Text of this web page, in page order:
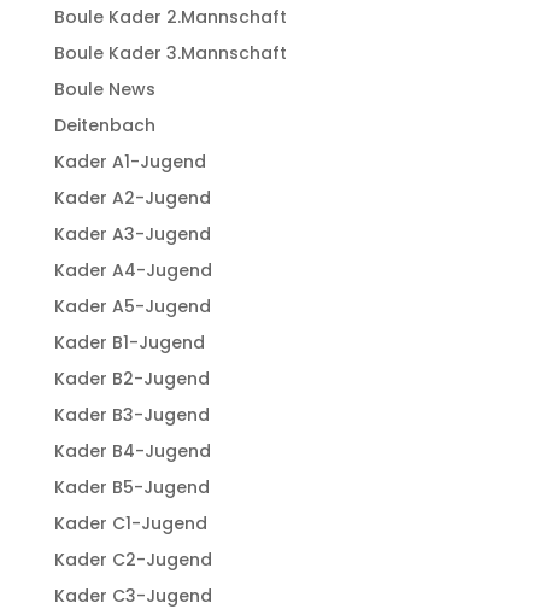
Boule Kader 2.Mannschaft
Boule Kader 3.Mannschaft
Boule News
Deitenbach
Kader A1-Jugend
Kader A2-Jugend
Kader A3-Jugend
Kader A4-Jugend
Kader A5-Jugend
Kader B1-Jugend
Kader B2-Jugend
Kader B3-Jugend
Kader B4-Jugend
Kader B5-Jugend
Kader C1-Jugend
Kader C2-Jugend
Kader C3-Jugend